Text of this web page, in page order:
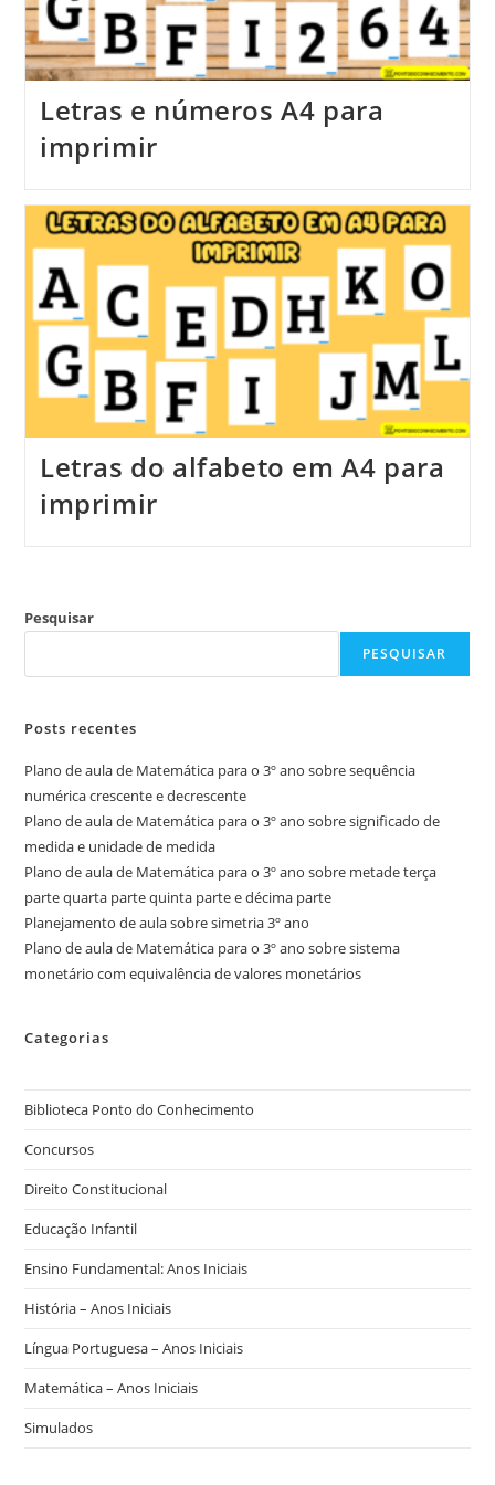
Letras e números A4 para
imprimir
Letras do alfabeto em A4 para
imprimir
Pesquisar
PESQUISAR
Posts recentes
Plano de aula de Matemática para o 3º ano sobre sequência
numérica crescente e decrescente
Plano de aula de Matemática para o 3º ano sobre significado de
medida e unidade de medida
Plano de aula de Matemática para o 3º ano sobre metade terça
parte quarta parte quinta parte e décima parte
Planejamento de aula sobre simetria 3º ano
Plano de aula de Matemática para o 3º ano sobre sistema
monetário com equivalência de valores monetários
Categorias
Biblioteca Ponto do Conhecimento
Concursos
Direito Constitucional
Educação Infantil
Ensino Fundamental: Anos Iniciais
História – Anos Iniciais
Língua Portuguesa – Anos Iniciais
Matemática – Anos Iniciais
Simulados